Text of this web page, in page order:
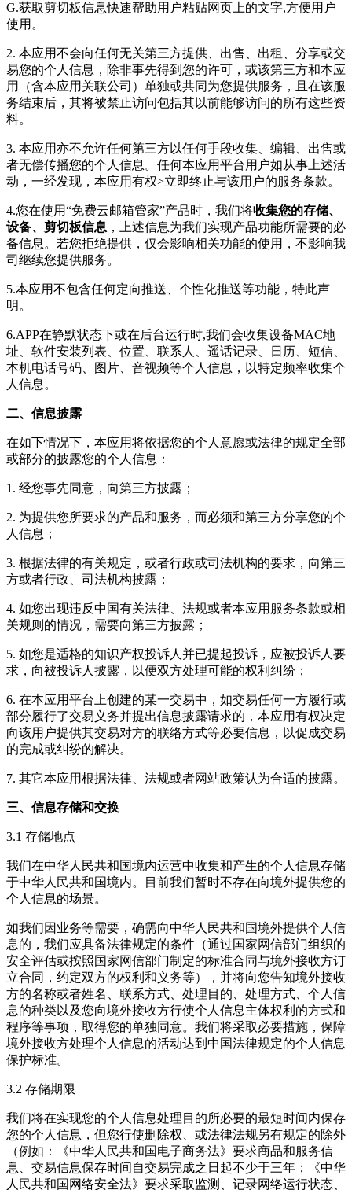
G.获取剪切板信息快速帮助用户粘贴网页上的文字,方便用户
使用。
2. 本应用不会向任何无关第三方提供、出售、出租、分享或交
易您的个人信息，除非事先得到您的许可，或该第三方和本应
用（含本应用关联公司）单独或共同为您提供服务，且在该服
务结束后，其将被禁止访问包括其以前能够访问的所有这些资
料。
3. 本应用亦不允许任何第三方以任何手段收集、编辑、出售或
者无偿传播您的个人信息。任何本应用平台用户如从事上述活
动，一经发现，本应用有权>立即终止与该用户的服务条款。
4.您在使用“免费云邮箱管家”产品时，我们将收集您的存储、
设备、剪切板信息 ，上述信息为我们实现产品功能所需要的必
备信息。若您拒绝提供，仅会影响相关功能的使用，不影响我
司继续您提供服务。
5.本应用不包含任何定向推送、个性化推送等功能，特此声
明。
6.APP在静默状态下或在后台运行时,我们会收集设备MAC地
址、软件安装列表、位置、联系人、遥话记录、日历、短信、
本机电话号码、图片、音视频等个人信息， 以特定频率收集个
人信息 。
二、信息披露
在如下情况下，本应用将依据您的个人意愿或法律的规定全部
或部分的披露您的个人信息：
1. 经您事先同意，向第三方披露；
2. 为提供您所要求的产品和服务，而必须和第三方分享您的个
人信息；
3. 根据法律的有关规定，或者行政或司法机构的要求，向第三
方或者行政、司法机构披露；
4. 如您出现违反中国有关法律、法规或者本应用服务条款或相
关规则的情况，需要向第三方披露；
5. 如您是适格的知识产权投诉人并已提起投诉，应被投诉人要
求，向被投诉人披露，以便双方处理可能的权利纠纷；
6. 在本应用平台上创建的某一交易中，如交易任何一方履行或
部分履行了交易义务并提出信息披露请求的，本应用有权决定
向该用户提供其交易对方的联络方式等必要信息，以促成交易
的完成或纠纷的解决。
7. 其它本应用根据法律、法规或者网站政策认为合适的披露。
三、信息存储和交换
3.1 存储地点
我们在中华人民共和国境内运营中收集和产生的个人信息存储
于中华人民共和国境内。目前我们暂时不存在向境外提供您的
个人信息的场景。
如我们因业务等需要，确需向中华人民共和国境外提供个人信
息的，我们应具备法律规定的条件（通过国家网信部门组织的
安全评估或按照国家网信部门制定的标准合同与境外接收方订
立合同，约定双方的权利和义务等），并将向您告知境外接收
方的名称或者姓名、联系方式、处理目的、处理方式、个人信
息的种类以及您向境外接收方行使个人信息主体权利的方式和
程序等事项，取得您的单独同意。我们将采取必要措施，保障
境外接收方处理个人信息的活动达到中国法律规定的个人信息
保护标准。
3.2 存储期限
我们将在实现您的个人信息处理目的所必要的最短时间内保存
您的个人信息，但您行使删除权、或法律法规另有规定的除外
（例如：《中华人民共和国电子商务法》要求商品和服务信
息、交易信息保存时间自交易完成之日起不少于三年；《中华
人民共和国网络安全法》要求采取监测、记录网络运行状态、